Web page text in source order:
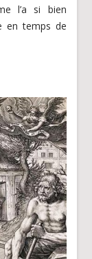
l’a si bien
en temps de